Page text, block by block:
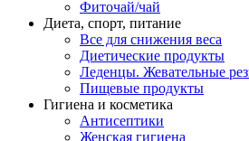
Фиточай/чай
Диета, спорт, питание
Все для снижения веса
Диетические продукты
Леденцы. Жевательные
Пищевые продукты
Гигиена и косметика
Антисептики
Женская гигиена